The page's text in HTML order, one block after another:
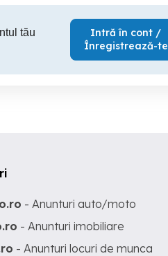
tău
Intră în cont /
Înregistrează-te
- Anunturi auto/moto
- Anunturi imobiliare
- Anunturi locuri de munca